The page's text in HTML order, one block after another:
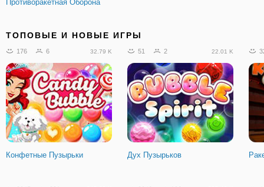
Противоракетная Оборона
Болото Атака Онлайн На Двоих: Свиньи Сапёры
ТОПОВЫЕ И НОВЫЕ ИГРЫ
176 6 32.79 K
Конфетные Пузырьки
51 2 22.01 K
Дух Пузырьков